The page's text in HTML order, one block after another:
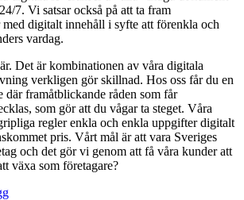
7. Vi satsar också på att ta fram
med digitalt innehåll i syfte att förenkla och
vardag.
Det är kombinationen av våra digitala
verkligen gör skillnad. Hos oss får du en
där framåtblickande råden som får
som gör att du vågar ta steget. Våra
regler enkla och enkla uppgifter digitalt
pris. Vårt mål är att vara Sveriges
och det gör vi genom att få våra kunder att
växa som företagare?